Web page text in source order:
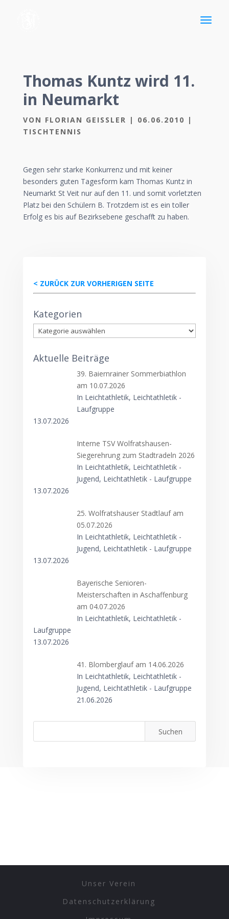
Thomas Kuntz wird 11.
in Neumarkt
VON FLORIAN GEISSLER | 06.06.2010 |
TISCHTENNIS
Gegen sehr starke Konkurrenz und mit keiner
besonders guten Tagesform kam Thomas Kuntz in
Neumarkt St Veit nur auf den 11. und somit vorletzten
Platz bei den Schülern B. Trotzdem ist es ein toller
Erfolg es bis auf Bezirksebene geschafft zu haben.
< ZURÜCK ZUR VORHERIGEN SEITE
Kategorien
Kategorien
Aktuelle Beiträge
39. Baiernrainer Sommerbiathlon
am 10.07.2026
In Leichtathletik, Leichtathletik -
Laufgruppe
13.07.2026
Interne TSV Wolfratshausen-
Siegerehrung zum Stadtradeln 2026
In Leichtathletik, Leichtathletik -
Jugend, Leichtathletik - Laufgruppe
13.07.2026
25. Wolfratshauser Stadtlauf am
05.07.2026
In Leichtathletik, Leichtathletik -
Jugend, Leichtathletik - Laufgruppe
13.07.2026
Bayerische Senioren-
Meisterschaften in Aschaffenburg
am 04.07.2026
In Leichtathletik, Leichtathletik -
Laufgruppe
13.07.2026
41. Blomberglauf am 14.06.2026
In Leichtathletik, Leichtathletik -
Jugend, Leichtathletik - Laufgruppe
21.06.2026
Unser Verein
Datenschutzerklärung